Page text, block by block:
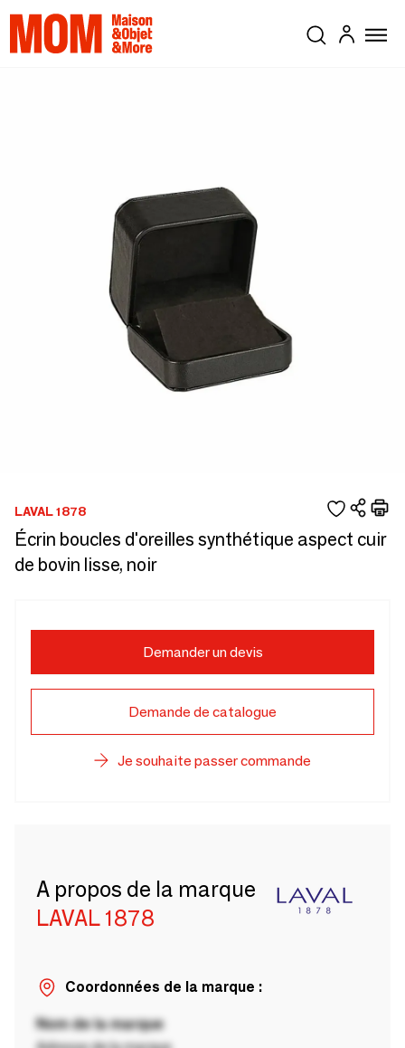
LAVAL 1878
Écrin boucles d'oreilles synthétique aspect cuir
de bovin lisse, noir
Demander un devis
Demande de catalogue
Je souhaite passer commande
A propos de la marque
LAVAL 1878
Coordonnées de la marque :
Nom de la marque